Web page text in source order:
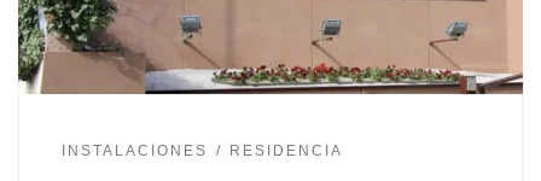
INSTALACIONES RESIDENCIA